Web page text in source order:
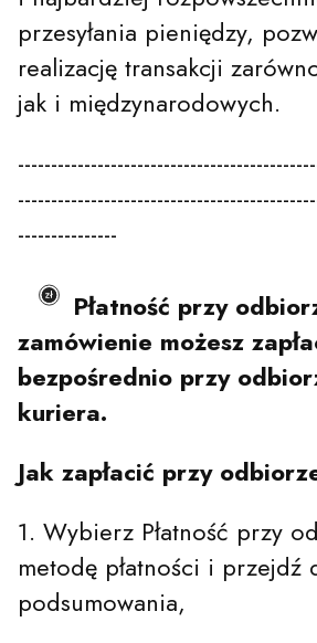
przesyłania pieniędzy,
realizację transakcji
jak i międzynarodowych.
---------------
Płatność przy
zamówienie możesz
bezpośrednio przy
kuriera.
Jak zapłacić przy
1. Wybierz Płatność przy
metodę płatności i przejdź
podsumowania,